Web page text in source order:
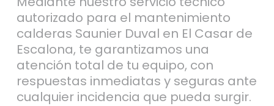
autorizado para el mantenimiento
calderas Saunier Duval en El Casar de
Escalona, te garantizamos una
atención total de tu equipo, con
respuestas inmediatas y seguras ante
cualquier incidencia que pueda surgir.